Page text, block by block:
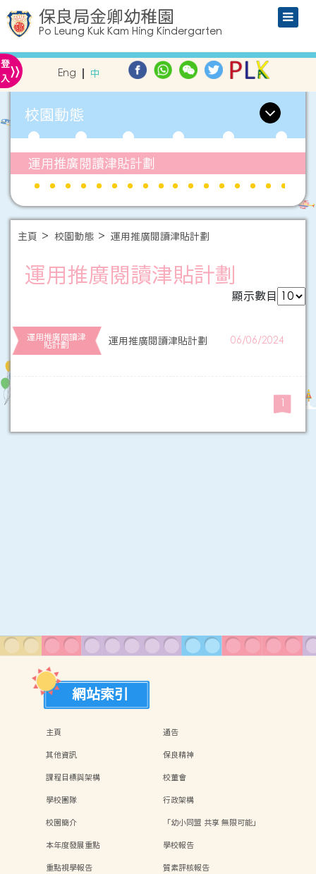
保良局金卿幼稚園
Po Leung Kuk Kam Hing Kindergarten
登
入» Eng 中
校園動態
運用推廣閱讀津貼計劃
主頁 校園動態 運用推廣閱讀津貼計劃
運用推廣閱讀津貼計劃
顯示數目
運用推廣閱讀津
貼計劃 運用推廣閱讀津貼計劃 06/06/2024
1
網站索引
主頁
通告
其他資訊
保良精神
課程目標與架構
校董會
學校團隊
行政架構
校園簡介
「幼小同盟 共享 無限可能」
本年度發展重點
學校報告
重點視學報告
質素評核報告